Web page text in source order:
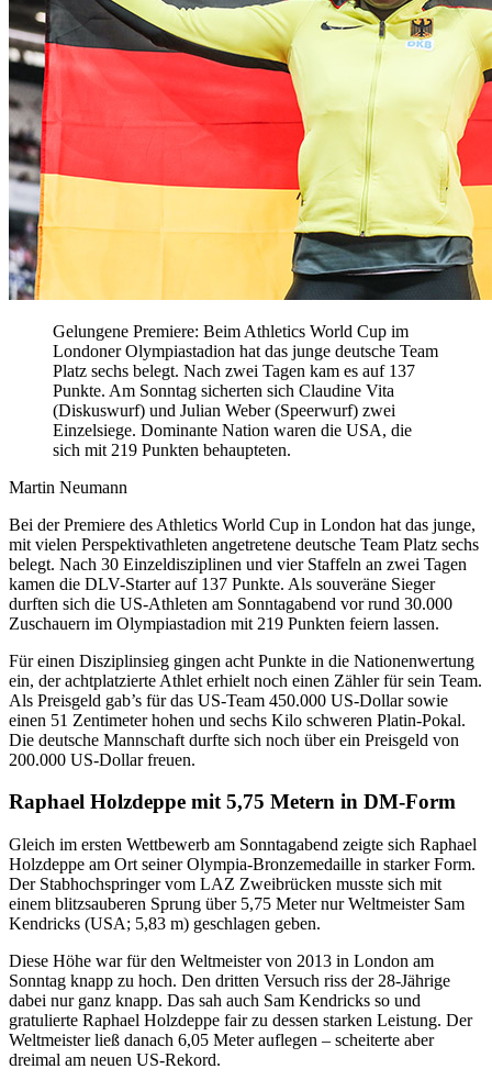
Gelungene Premiere: Beim Athletics World Cup im
Londoner Olympiastadion hat das junge deutsche Team
Platz sechs belegt. Nach zwei Tagen kam es auf 137
Punkte. Am Sonntag sicherten sich Claudine Vita
(Diskuswurf) und Julian Weber (Speerwurf) zwei
Einzelsiege. Dominante Nation waren die USA, die
sich mit 219 Punkten behaupteten.
Martin Neumann
Bei der Premiere des Athletics World Cup in London hat das junge,
mit vielen Perspektivathleten angetretene deutsche Team Platz sechs
belegt. Nach 30 Einzeldisziplinen und vier Staffeln an zwei Tagen
kamen die DLV-Starter auf 137 Punkte. Als souveräne Sieger
durften sich die US-Athleten am Sonntagabend vor rund 30.000
Zuschauern im Olympiastadion mit 219 Punkten feiern lassen.
Für einen Disziplinsieg gingen acht Punkte in die Nationenwertung
ein, der achtplatzierte Athlet erhielt noch einen Zähler für sein Team.
Als Preisgeld gab’s für das US-Team 450.000 US-Dollar sowie
einen 51 Zentimeter hohen und sechs Kilo schweren Platin-Pokal.
Die deutsche Mannschaft durfte sich noch über ein Preisgeld von
200.000 US-Dollar freuen.
Raphael Holzdeppe mit 5,75 Metern in DM-Form
Gleich im ersten Wettbewerb am Sonntagabend zeigte sich Raphael
Holzdeppe am Ort seiner Olympia-Bronzemedaille in starker Form.
Der Stabhochspringer vom LAZ Zweibrücken musste sich mit
einem blitzsauberen Sprung über 5,75 Meter nur Weltmeister Sam
Kendricks (USA; 5,83 m) geschlagen geben.
Diese Höhe war für den Weltmeister von 2013 in London am
Sonntag knapp zu hoch. Den dritten Versuch riss der 28-Jährige
dabei nur ganz knapp. Das sah auch Sam Kendricks so und
gratulierte Raphael Holzdeppe fair zu dessen starken Leistung. Der
Weltmeister ließ danach 6,05 Meter auflegen – scheiterte aber
dreimal am neuen US-Rekord.